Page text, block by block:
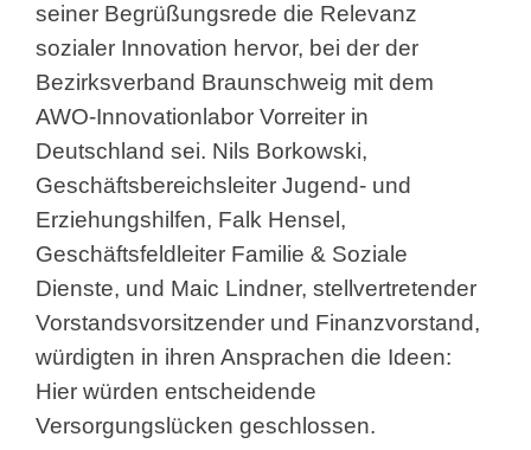
seiner Begrüßungsrede die Relevanz
sozialer Innovation hervor, bei der der
Bezirksverband Braunschweig mit dem
AWO-Innovationlabor Vorreiter in
Deutschland sei. Nils Borkowski,
Geschäftsbereichsleiter Jugend- und
Erziehungshilfen, Falk Hensel,
Geschäftsfeldleiter Familie & Soziale
Dienste, und Maic Lindner, stellvertretender
Vorstandsvorsitzender und Finanzvorstand,
würdigten in ihren Ansprachen die Ideen:
Hier würden entscheidende
Versorgungslücken geschlossen.